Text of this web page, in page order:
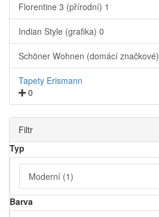
Florentine 3 (přírodní) 1
Indian Style (grafika) 0
Schöner Wohnen (domácí značkové)
Tapety Erismann
0
Filtr
Typ
Moderní (1)
Barva